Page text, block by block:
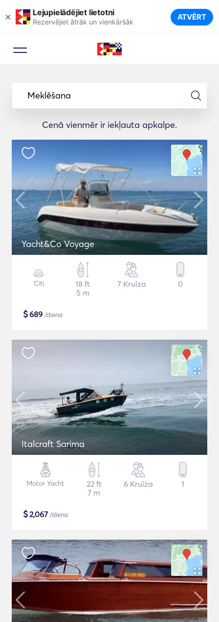
× Lejupielādējiet lietotni
Rezervējiet ātrāk un vienkāršāk ATVĒRT
Meklēšana
Cenā vienmēr ir iekļauta apkalpe.
Yacht&Co Voyage
Citi
18 ft
5 m
7 Kruīza 0
$689 /diena
Italcraft Sarima
Motor Yacht
22 ft
7 m
6 Kruīza 1
$2,067 /diena